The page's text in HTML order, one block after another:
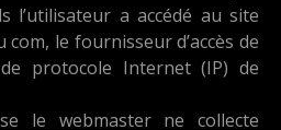
l’utilisateur a accédé au site
le fournisseur d’accès de
de protocole Internet (IP) de
le webmaster ne collecte